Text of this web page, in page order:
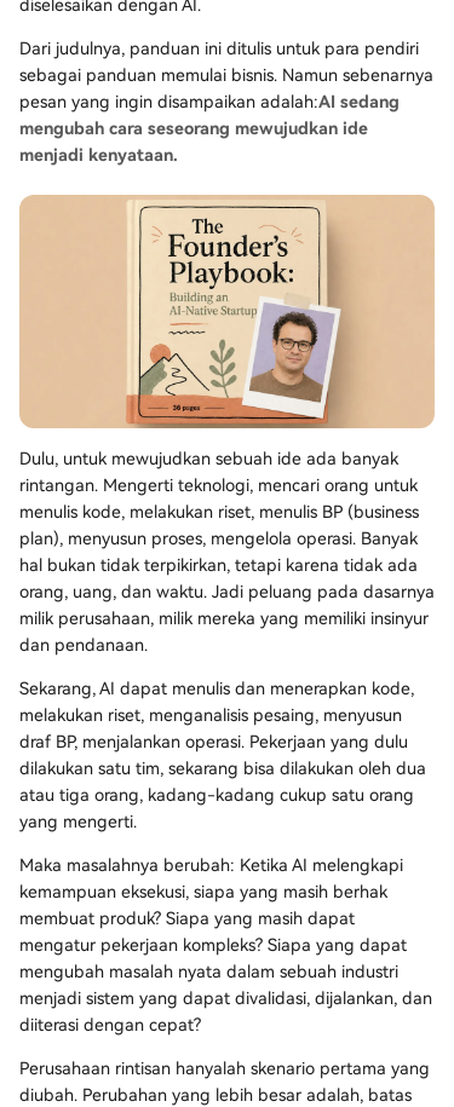
ulan kompetitif (moat) perusahaan AI Native terl
etak pada: (a) **Pengetahuan domain spesifik**
yang sulit digantikan model umum, (b) **Siklus d
ata pengguna** yang terkumpul dari waktu ke
waktu, dan (c) **Penguncian alur kerja** yang m
sangat tinggi. Kesimpulannya, perusahaan AI Na
tive sejati adalah bentuk organisasi baru yang m
diselesaikan dengan AI.
Dari judulnya, panduan ini ditulis untuk para pendiri
sebagai panduan memulai bisnis. Namun sebenarnya
pesan yang ingin disampaikan adalah:AI sedang
mengubah cara seseorang mewujudkan ide
menjadi kenyataan.
Dulu, untuk mewujudkan sebuah ide ada banyak
rintangan. Mengerti teknologi, mencari orang untuk
menulis kode, melakukan riset, menulis BP (business
plan), menyusun proses, mengelola operasi. Banyak
hal bukan tidak terpikirkan, tetapi karena tidak ada
orang, uang, dan waktu. Jadi peluang pada dasarnya
milik perusahaan, milik mereka yang memiliki insinyur
dan pendanaan.
Sekarang, AI dapat menulis dan menerapkan kode,
melakukan riset, menganalisis pesaing, menyusun
draf BP, menjalankan operasi. Pekerjaan yang dulu
dilakukan satu tim, sekarang bisa dilakukan oleh dua
atau tiga orang, kadang-kadang cukup satu orang
yang mengerti.
Maka masalahnya berubah: Ketika AI melengkapi
kemampuan eksekusi, siapa yang masih berhak
membuat produk? Siapa yang masih dapat
mengatur pekerjaan kompleks? Siapa yang dapat
mengubah masalah nyata dalam sebuah industri
menjadi sistem yang dapat divalidasi, dijalankan, dan
diiterasi dengan cepat?
Perusahaan rintisan hanyalah skenario pertama yang
diubah. Perubahan yang lebih besar adalah, batas